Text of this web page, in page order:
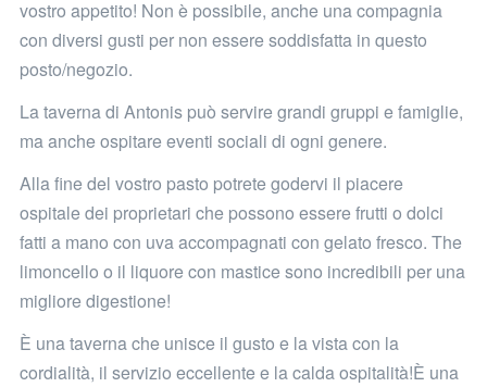
vostro appetito! Non è possibile, anche una compagnia
con diversi gusti per non essere soddisfatta in questo
posto/negozio.
La taverna di Antonis può servire grandi gruppi e famiglie,
ma anche ospitare eventi sociali di ogni genere.
Alla fine del vostro pasto potrete godervi il piacere
ospitale dei proprietari che possono essere frutti o dolci
fatti a mano con uva accompagnati con gelato fresco. Τhe
limoncello o il liquore con mastice sono incredibili per una
migliore digestione!
È una taverna che unisce il gusto e la vista con la
cordialità, il servizio eccellente e la calda ospitalità!È una